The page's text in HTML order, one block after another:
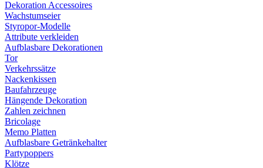
Dekoration Accessoires
Wachstumseier
Styropor-Modelle
Attribute verkleiden
Aufblasbare Dekorationen
Tor
Verkehrssätze
Nackenkissen
Baufahrzeuge
Hängende Dekoration
Zahlen zeichnen
Bricolage
Memo Platten
Aufblasbare Getränkehalter
Partypoppers
Klötze